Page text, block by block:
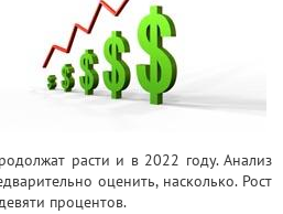
расти и в 2022 году. Анализ
оценить, насколько. Рост
процентов.